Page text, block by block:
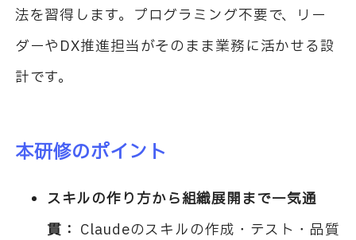
法を習得します。プログラミング不要で、リー
ダーやDX推進担当がそのまま業務に活かせる設
計です。
本研修のポイント
スキルの作り方から組織展開まで一気通
貫： Claudeのスキルの作成・テスト・品質